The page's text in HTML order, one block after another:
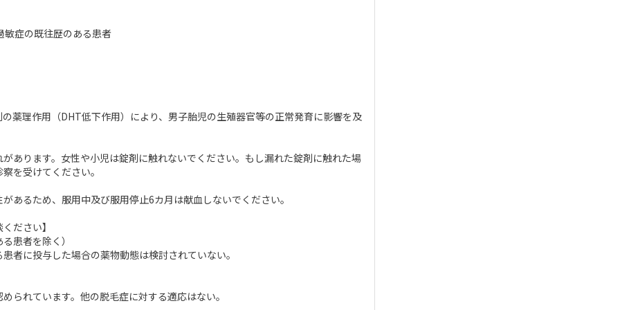
症の既往歴のある患者
薬理作用（DHT低下作用）により、男子胎児の生殖器官等の正常発育に影響を及
あります。女性や小児は錠剤に触れないでください。もし漏れた錠剤に触れた場
を受けてください。
あるため、服用中及び服用停止6カ月は献血しないでください。
ださい】
患者を除く）
者に投与した場合の薬物動態は検討されていない。
られています。他の脱毛症に対する適応はない。